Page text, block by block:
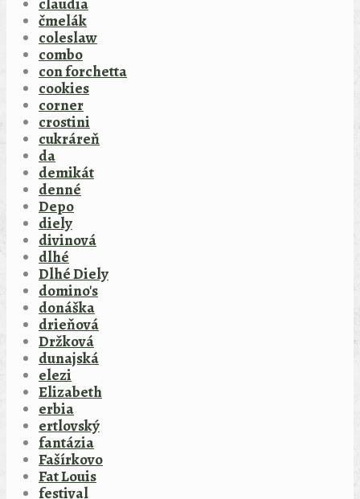
claudia
čmelák
coleslaw
combo
con forchetta
cookies
corner
crostini
cukráreň
da
demikát
denné
Depo
diely
divinová
dlhé
Dlhé Diely
domino's
donáška
drieňová
Držková
dunajská
elezi
Elizabeth
erbia
ertlovský
fantázia
Fašírkovo
Fat Louis
festival